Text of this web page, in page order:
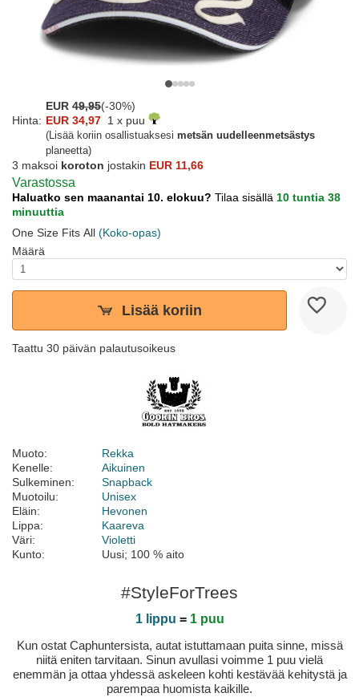
EUR 49,95(-30%)
Hinta: EUR 34,97 1 x puu
(Lisää koriin osallistuaksesi metsän uudelleenmetsästys
planeetta)
3 maksoi koroton jostakin EUR 11,66
Varastossa
Haluatko sen maanantai 10. elokuu? Tilaa sisällä 10 tuntia 38
minuuttia
One Size Fits All (Koko-opas)
Määrä
Lisää koriin
Taattu 30 päivän palautusoikeus
Muoto:
Rekka
Kenelle:
Aikuinen
Sulkeminen:
Snapback
Muotoilu:
Unisex
Eläin:
Hevonen
Lippa:
Kaareva
Väri:
Violetti
Kunto:
Uusi; 100 % aito
#StyleForTrees
1 lippu = 1 puu
Kun ostat Caphuntersista, autat istuttamaan puita sinne, missä
niitä eniten tarvitaan. Sinun avullasi voimme 1 puu vielä
enemmän ja ottaa yhdessä askeleen kohti kestävää kehitystä ja
parempaa huomista kaikille.